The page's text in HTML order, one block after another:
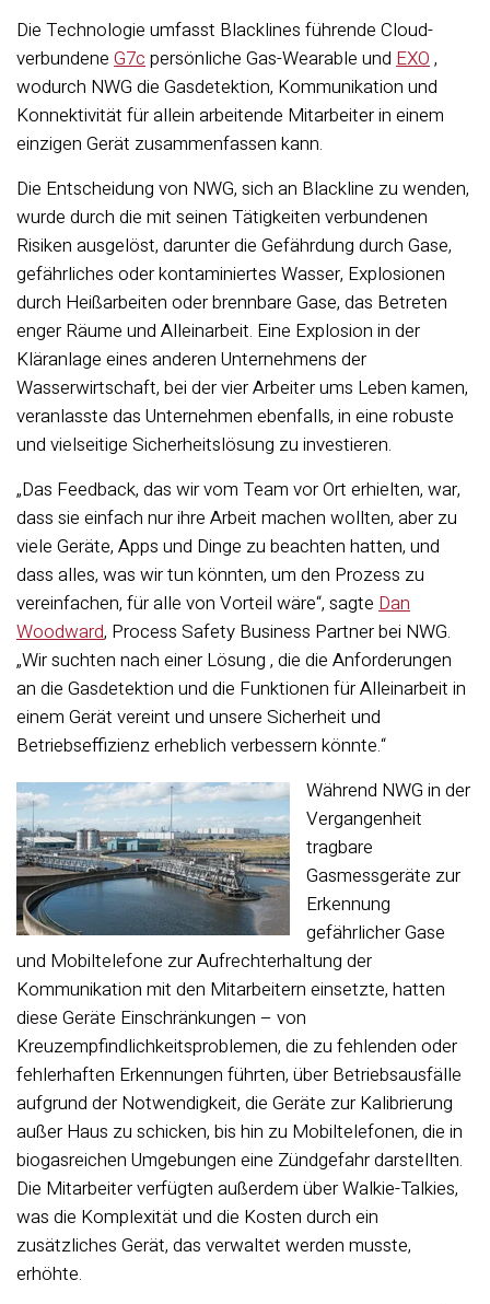
Die Technologie umfasst Blacklines führende Cloud-
verbundene G7cpersönliche Gas-Wearable und EXO,
wodurch NWG die Gasdetektion, Kommunikation und
Konnektivität für allein arbeitende Mitarbeiter in einem
einzigen Gerät zusammenfassen kann.
Die Entscheidung von NWG, sich an Blackline zu wenden,
wurde durch die mit seinen Tätigkeiten verbundenen
Risiken ausgelöst, darunter die Gefährdung durch Gase,
gefährliches oder kontaminiertes Wasser, Explosionen
durch Heißarbeiten oder brennbare Gase, das Betreten
enger Räume und Alleinarbeit. Eine Explosion in der
Kläranlage eines anderen Unternehmens der
Wasserwirtschaft, bei der vier Arbeiter ums Leben kamen,
veranlasste das Unternehmen ebenfalls, in eine robuste
und vielseitige Sicherheitslösung zu investieren.
„Das Feedback, das wir vom Team vor Ort erhielten, war,
dass sie einfach nur ihre Arbeit machen wollten, aber zu
viele Geräte, Apps und Dinge zu beachten hatten, und
dass alles, was wir tun könnten, um den Prozess zu
vereinfachen, für alle von Vorteil wäre“, sagte Dan
Woodward, Process Safety Business Partner bei NWG.
„Wir suchten nach einer Lösung , die die Anforderungen
an die Gasdetektion und die Funktionen für Alleinarbeit in
einem Gerät vereint und unsere Sicherheit und
Betriebseffizienz erheblich verbessern könnte.“
Während NWG in der
Vergangenheit
tragbare
Gasmessgeräte zur
Erkennung
gefährlicher Gase
und Mobiltelefone zur Aufrechterhaltung der
Kommunikation mit den Mitarbeitern einsetzte, hatten
diese Geräte Einschränkungen – von
Kreuzempfindlichkeitsproblemen, die zu fehlenden oder
fehlerhaften Erkennungen führten, über Betriebsausfälle
aufgrund der Notwendigkeit, die Geräte zur Kalibrierung
außer Haus zu schicken, bis hin zu Mobiltelefonen, die in
biogasreichen Umgebungen eine Zündgefahr darstellten.
Die Mitarbeiter verfügten außerdem über Walkie-Talkies,
was die Komplexität und die Kosten durch ein
zusätzliches Gerät, das verwaltet werden musste,
erhöhte.